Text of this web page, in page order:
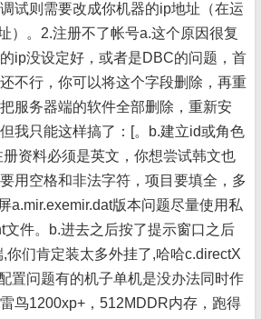
试则需要改成你机器的ip地址（在运
）。2.注册不了帐号a.这个原因很复
ip没设定好，或者是DBC的问题，首
不行，你可以将这个字段删除，再重
服务器端的软件全部删除，重新安
我只能这样搞了：[。b.建立id或角色
资料必须是英文，你想尝试韩文也
用空格和非法字符，项目要填全，多
a.mir.exemir.dat版本问题尽量使用私
文件。b.进去之后按了提示窗口之后
你们肯定装太多外挂了,哈哈c.directX
置问题有的机子单机是没办法同时作
鸟1200xp+，512MDDR内存，跑得